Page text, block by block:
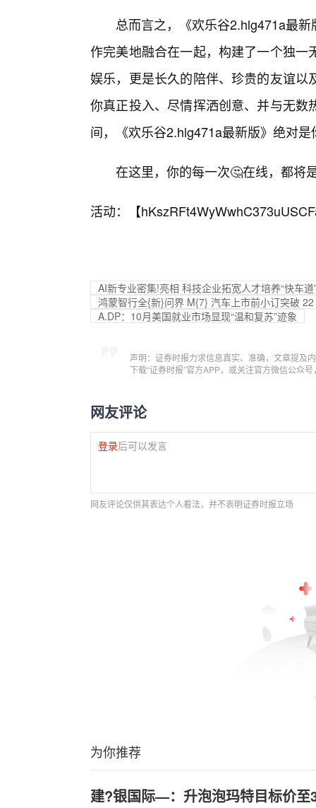
总而言之，《欢乐谷2.hlg471a最
作完美地融合在一起，构建了一个独
娱乐，更是长久的陪伴、珍贵的友谊
你真正投入、尽情挥洒创意、并与无
间，《欢乐谷2.hlg471a最新版》绝对
在这里，你的每一次🤔在线，都将
活动：【
AI新专业密集!亮相 科技企业拓宽人才培养“快车道
鸿蒙智行全{新}问界 M{7} 汽车上市前小订突破
A.DP：10月美国就业市场显现“温和复苏”迹象
声明：证券时报力求信息真实、准确，文章提及
下载“证券时报”官方APP，或关注官方微信公众
网友评论
登录后可以发言
网友评论仅供其表达个人看法，并不表明证券时报立场
为你推荐
建?银国际—：升泡泡玛特目标价至